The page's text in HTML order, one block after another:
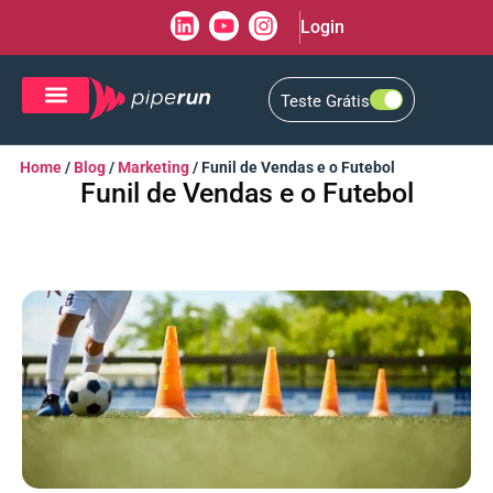
Login
Teste Grátis
Home/ Blog/ Marketing/Funil de Vendas e o Futebol
Funil de Vendas e o Futebol